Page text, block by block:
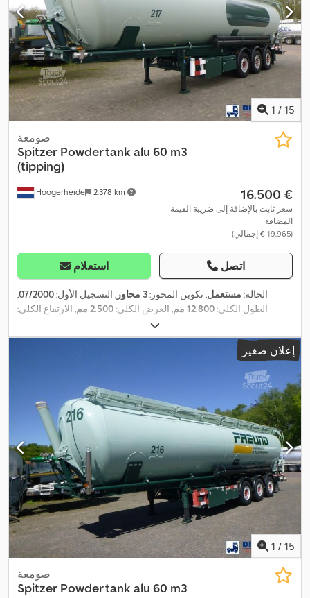
1 / 15
Hoogerheide 2.378 km
صومعة
Spitzer Powder tank alu 60 m3
(tipping)
‏16.500 €
سعر ثابت بالإضافة إلى ضريبة القيمة
المضافة
(‏19.965 € إجمالي)
استعلام اتصل
الحالة: مستعمل, تكوين المحور:3 محاور , التسجيل الأول:07/2000
,
الطول الكلي:12.800 مم , العرض الكلي:2.500 مم
, الارتفاع الكلي:
, تعليق:
الصنع:2000, معدات: نظام الفرامل المانعة للانغلاق (ABS),
إعلان صغير
1 / 15
صومعة
Spitzer Powder tank alu 60 m3